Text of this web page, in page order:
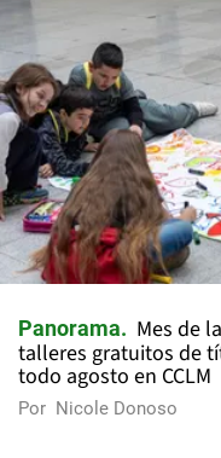
Panorama
Mes de
talleres gratuitos de
todo agosto en CCLM
Por Nicole Donoso